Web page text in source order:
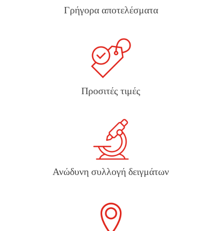
Γρήγορα αποτελέσματα
Προσιτές τιμές
Ανώδυνη συλλογή δειγμάτων